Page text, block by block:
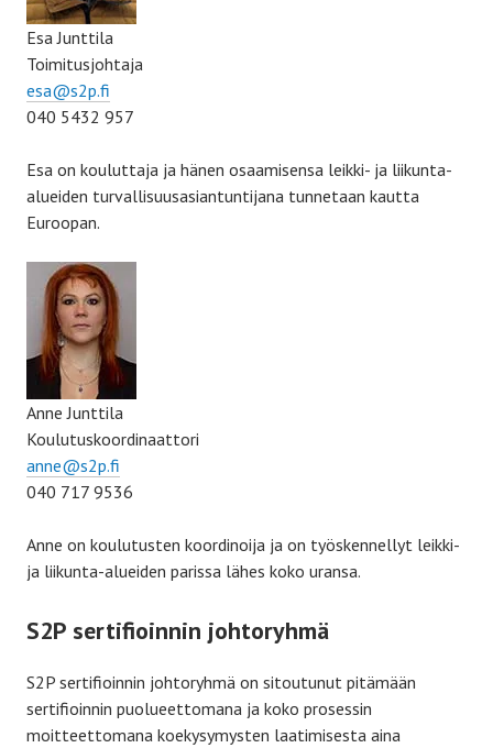
Esa Junttila
Toimitusjohtaja
esa@s2p.fi
040 5432 957
Esa on kouluttaja ja hänen osaamisensa leikki- ja liikunta-
alueiden turvallisuusasiantuntijana tunnetaan kautta
Euroopan.
Anne Junttila
Koulutuskoordinaattori
anne@s2p.fi
040 717 9536
Anne on koulutusten koordinoija ja on työskennellyt leikki-
ja liikunta-alueiden parissa lähes koko uransa.
S2P sertifioinnin johtoryhmä
S2P sertifioinnin johtoryhmä on sitoutunut pitämään
sertifioinnin puolueettomana ja koko prosessin
moitteettomana koekysymysten laatimisesta aina